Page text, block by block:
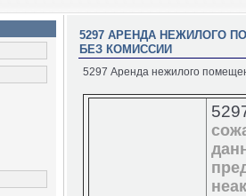
5297 АРЕНДА НЕЖИЛОГО
БЕЗ КОМИССИИ
5297 Аренда нежилого